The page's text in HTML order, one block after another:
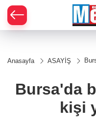
Anasayfa ASAYİŞ
kişi
Bursa'da
kişi